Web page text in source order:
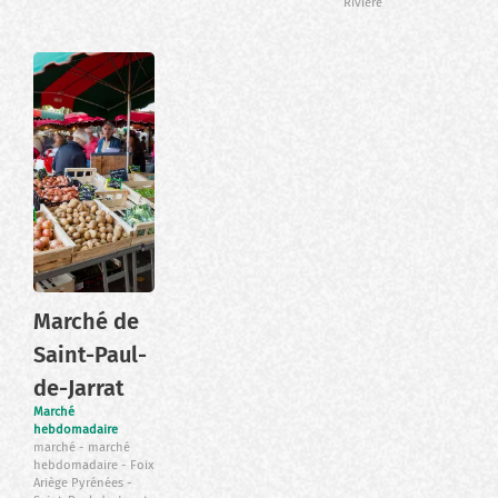
Rivière
Marché de
Saint-Paul-
de-Jarrat
Marché
hebdomadaire
marché
marché
hebdomadaire
Foix
Ariège Pyrénées